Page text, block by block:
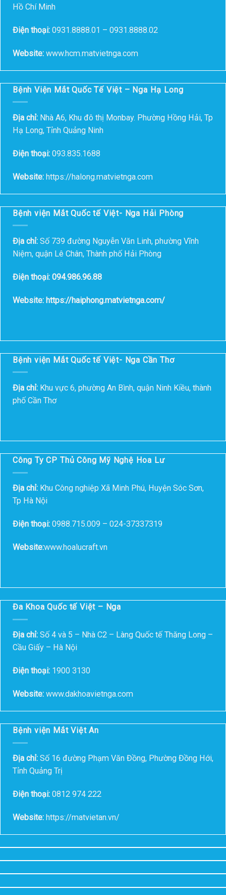
Hồ Chí Minh
Điện thoại: 0931.8888.01 – 0931.8888.02
Website: www.hcm.matvietnga.com
Bệnh Viện Mắt Quốc Tế Việt – Nga Hạ Long
Địa chỉ: Nhà A6, Khu đô thị Monbay. Phường Hồng Hải, Tp
Hạ Long, Tỉnh Quảng Ninh
Điện thoại: 093.835.1688
Website: https://halong.matvietnga.com
Bệnh viện Mắt Quốc tế Việt- Nga Hải Phòng
Địa chỉ: Số 739 đường Nguyễn Văn Linh, phường Vĩnh
Niệm, quận Lê Chân, Thành phố Hải Phòng
Điện thoại: 094.986.96.88
Website: https://haiphong.matvietnga.com/
Bệnh viện Mắt Quốc tế Việt- Nga Cần Thơ
Địa chỉ: Khu vực 6, phường An Bình, quận Ninh Kiều, thành
phố Cần Thơ
Công Ty CP Thủ Công Mỹ Nghệ Hoa Lư
Địa chỉ: Khu Công nghiệp Xã Minh Phú, Huyện Sóc Sơn,
Tp Hà Nội
Điện thoại: 0988.715.009 – 024-37337319
Website:www.hoalucraft.vn
Đa Khoa Quốc tế Việt – Nga
Địa chỉ: Số 4 và 5 – Nhà C2 – Làng Quốc tế Thăng Long –
Cầu Giấy – Hà Nội
Điện thoại: 1900 3130
Website: www.dakhoavietnga.com
Bệnh viện Mắt Việt An
Địa chỉ: Số 16 đường Phạm Văn Đồng, Phường Đồng Hới,
Tỉnh Quảng Trị
Điện thoại: 0812 974 222
Website: https://matvietan.vn/